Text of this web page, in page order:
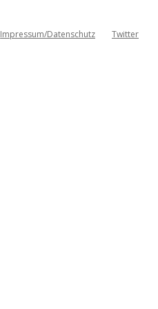
Impressum/Datenschutz Twitter